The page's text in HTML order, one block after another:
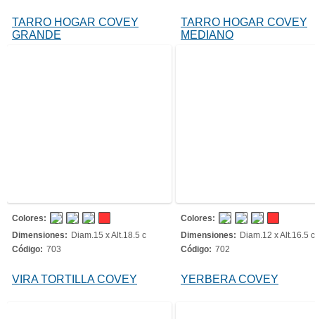
TARRO HOGAR COVEY
GRANDE
Colores:
Dimensiones: Diam.15 x Alt.18.5 c
Código: 703
TARRO HOGAR COVEY
MEDIANO
Colores:
Dimensiones: Diam.12 x Alt.16.5 c
Código: 702
VIRA TORTILLA COVEY YERBERA COVEY